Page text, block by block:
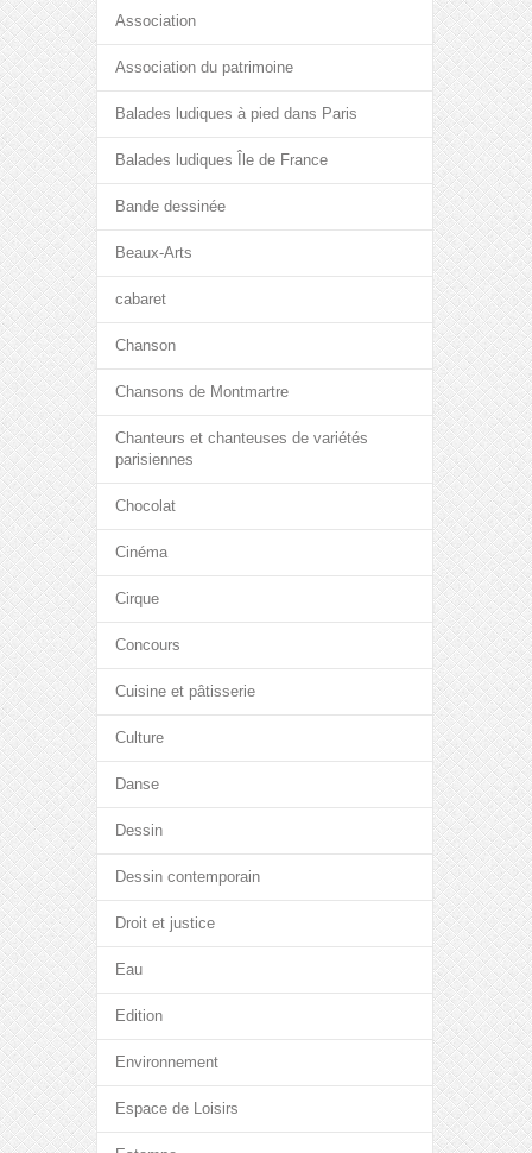
Association
Association du patrimoine
Balades ludiques à pied dans Paris
Balades ludiques Île de France
Bande dessinée
Beaux-Arts
cabaret
Chanson
Chansons de Montmartre
Chanteurs et chanteuses de variétés
parisiennes
Chocolat
Cinéma
Cirque
Concours
Cuisine et pâtisserie
Culture
Danse
Dessin
Dessin contemporain
Droit et justice
Eau
Edition
Environnement
Espace de Loisirs